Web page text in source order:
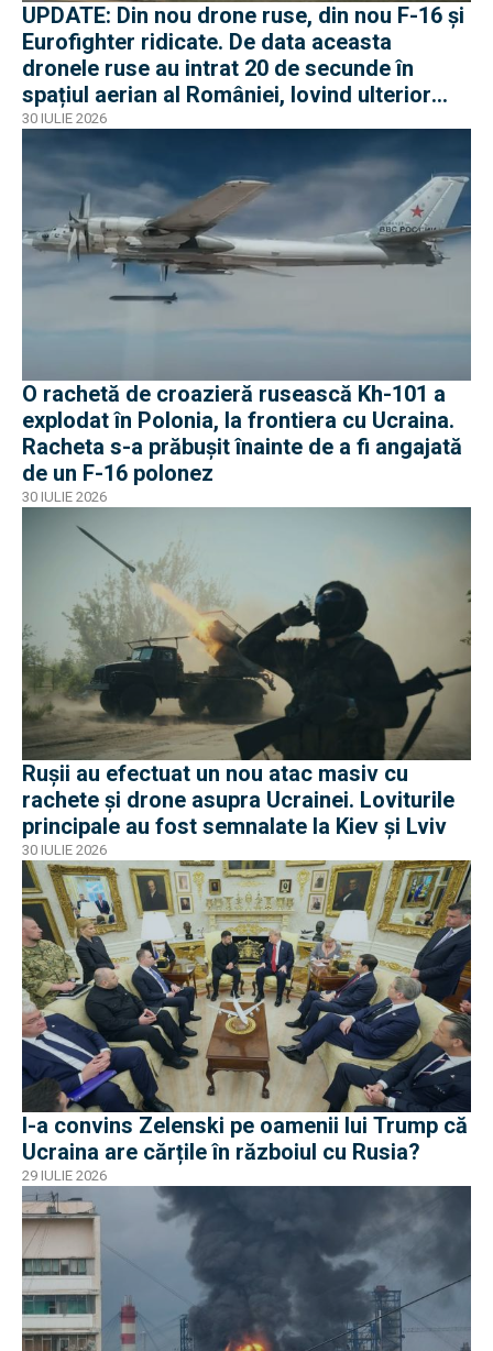
UPDATE: Din nou drone ruse, din nou F-16 și
Eurofighter ridicate. De data aceasta
dronele ruse au intrat 20 de secunde în
spațiul aerian al României, lovind ulterior
Ucraina
30 IULIE 2026
O rachetă de croazieră rusească Kh-101 a
explodat în Polonia, la frontiera cu Ucraina.
Racheta s-a prăbușit înainte de a fi angajată
de un F-16 polonez
30 IULIE 2026
Rușii au efectuat un nou atac masiv cu
rachete și drone asupra Ucrainei. Loviturile
principale au fost semnalate la Kiev și Lviv
30 IULIE 2026
I-a convins Zelenski pe oamenii lui Trump că
Ucraina are cărțile în războiul cu Rusia?
29 IULIE 2026